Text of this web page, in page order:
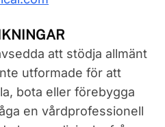
att stödja allmänt
utformade för att
bota eller förebygga
en vårdprofessionell